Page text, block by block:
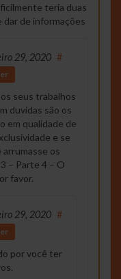
teria duas
de informações
29, 2020 #
seus trabalhos
duvidas são os
em qualidade de
e se
os
– Parte 4 – O
favor.
29, 2020 #
por você ter